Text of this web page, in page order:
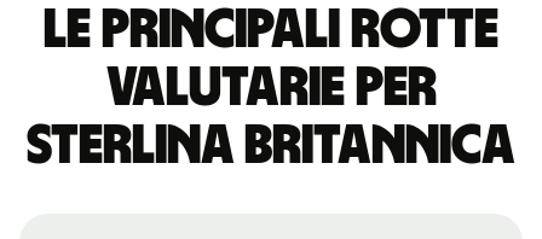
Le principali rotte
valutarie per
sterlina britannica